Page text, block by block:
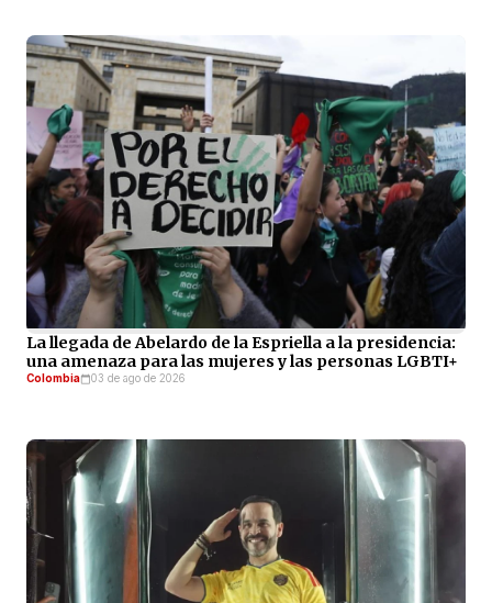
La llegada de Abelardo de la Espriella a la presidencia:
una amenaza para las mujeres y las personas LGBTI+
Colombia 03 de ago de 2026